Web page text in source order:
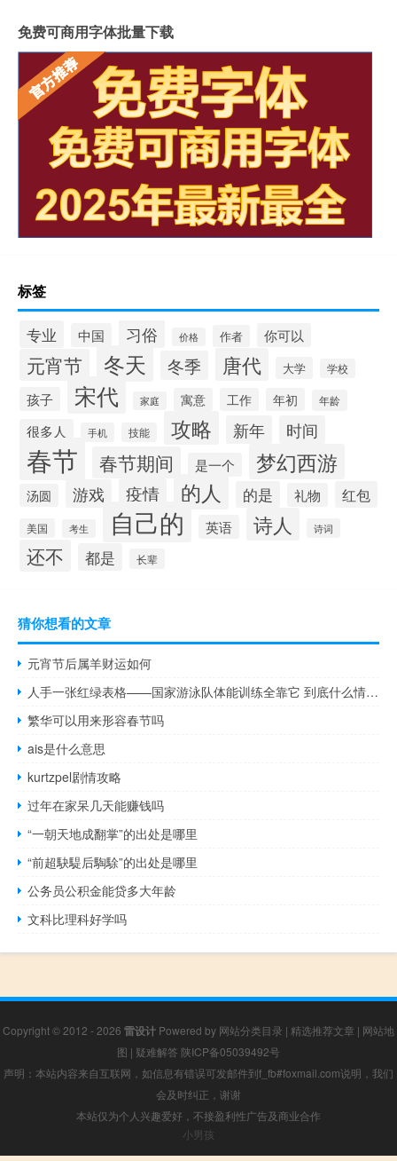
免费可商用字体批量下载
标签
专业 中国 习俗 价格 作者 你可以
元宵节 冬天 冬季 唐代 大学 学校
孩子 宋代 家庭 寓意 工作 年初 年龄
很多人 手机 技能 攻略 新年 时间
春节 春节期间 是一个 梦幻西游
汤圆 游戏 疫情 的人 的是 礼物 红包
美国 考生 自己的 英语 诗人 诗词
还不 都是 长辈
猜你想看的文章
元宵节后属羊财运如何
人手一张红绿表格——国家游泳队体能训练全靠它 到底什么情况嘞
繁华可以用来形容春节吗
ais是什么意思
kurtzpel剧情攻略
过年在家呆几天能赚钱吗
“一朝天地成翻掌”的出处是哪里
“前超駃騠后騊駼”的出处是哪里
公务员公积金能贷多大年龄
文科比理科好学吗
Copyright © 2012 - 2026 雷设计 Powered by 网站分类目录 | 精选推荐文章 | 网站地
图 | 疑难解答 陕ICP备05039492号
声明：本站内容来自互联网，如信息有错误可发邮件到f_fb#foxmail.com说明，我们
会及时纠正，谢谢
本站仅为个人兴趣爱好，不接盈利性广告及商业合作
小男孩